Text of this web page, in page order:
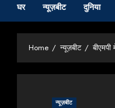
घर न्यूज़बीट दुनिया
Home न्यूज़बीट
न्यूज़बीट